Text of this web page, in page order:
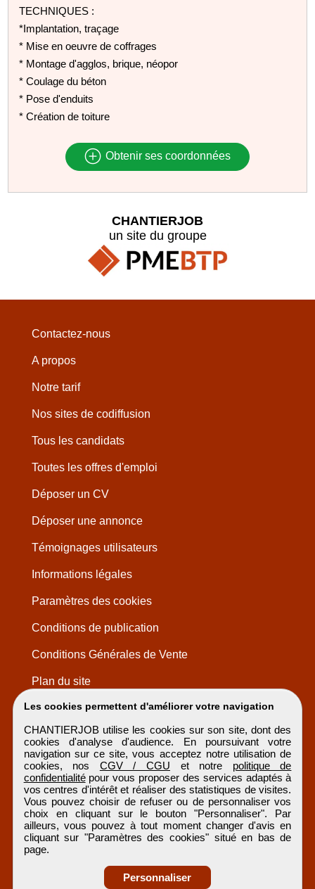
TECHNIQUES :
*Implantation, traçage
* Mise en oeuvre de coffrages
* Montage d'agglos, brique, néopor
* Coulage du béton
* Pose d'enduits
* Création de toiture
Obtenir ses coordonnées
Les cookies permettent d'améliorer votre navigation
CHANTIERJOB utilise les cookies sur son site, dont des
cookies d'analyse d'audience. En poursuivant votre
navigation sur ce site, vous acceptez notre utilisation de
cookies, nos CGV / CGU et notre politique de
confidentialitépour vous proposer des services adaptés à
vos centres d'intérêt et réaliser des statistiques de visites.
Vous pouvez choisir de refuser ou de personnaliser vos
choix en cliquant sur le bouton "Personnaliser". Par
ailleurs, vous pouvez à tout moment changer d'avis en
cliquant sur "Paramètres des cookies" situé en bas de
page.
Personnaliser
CHANTIERJOB
un site du groupe
Contactez-nous
A propos
Notre tarif
Nos sites de codiffusion
Tous les candidats
Toutes les offres d'emploi
Déposer un CV
Déposer une annonce
Témoignages utilisateurs
Informations légales
Paramètres des cookies
Conditions de publication
Conditions Générales de Vente
Plan du site